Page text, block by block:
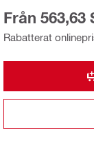
Rabatterat
Från 563,63